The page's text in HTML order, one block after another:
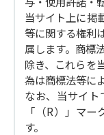
当サイト上に掲
等に関する権利
属します。商標
除き、これらを
為は商標法等に
なお、当サイ
「（R）」マ
す。